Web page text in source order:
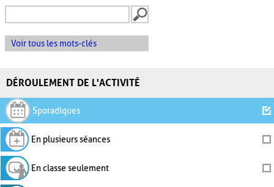
Voir tous les mots-clés
DÉROULEMENT DE L'ACTIVITÉ
Sporadiques
En plusieurs séances
En classe seulement